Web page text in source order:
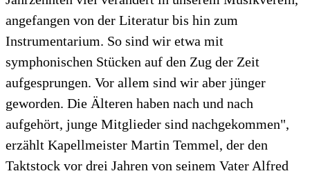
angefangen von der Literatur bis hin zum
Instrumentarium. So sind wir etwa mit
symphonischen Stücken auf den Zug der Zeit
aufgesprungen. Vor allem sind wir aber jünger
geworden. Die Älteren haben nach und nach
aufgehört, junge Mitglieder sind nachgekommen",
erzählt Kapellmeister Martin Temmel, der den
Taktstock vor drei Jahren von seinem Vater Alfred